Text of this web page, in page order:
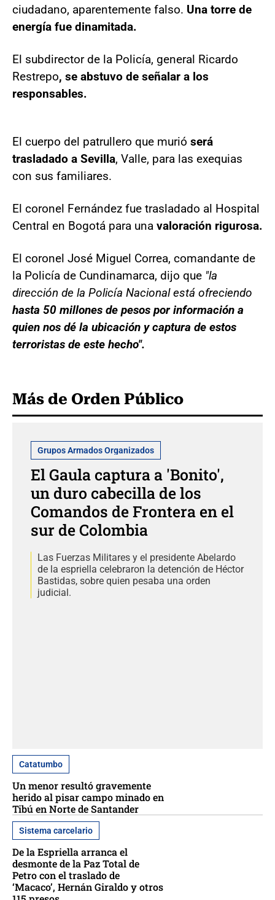
ciudadano, aparentemente falso. Una torre de
energía fue dinamitada.
El subdirector de la Policía, general Ricardo
Restrepo, se abstuvo de señalar a los
responsables.
El cuerpo del patrullero que murió será
trasladado a Sevilla, Valle, para las exequias
con sus familiares.
El coronel Fernández fue trasladado al Hospital
Central en Bogotá para una valoración rigurosa.
El coronel José Miguel Correa, comandante de
la Policía de Cundinamarca, dijo que "la
dirección de la Policía Nacional está ofreciendo
hasta 50 millones de pesos por información a
quien nos dé la ubicación y captura de estos
terroristas de este hecho".
Más de Orden Público
Grupos Armados Organizados
El Gaula captura a 'Bonito',
un duro cabecilla de los
Comandos de Frontera en el
sur de Colombia
Las Fuerzas Militares y el presidente Abelardo
de la espriella celebraron la detención de Héctor
Bastidas, sobre quien pesaba una orden
judicial.
Catatumbo
Un menor resultó gravemente
herido al pisar campo minado en
Tibú en Norte de Santander
Sistema carcelario
De la Espriella arranca el
desmonte de la Paz Total de
Petro con el traslado de
‘Macaco’, Hernán Giraldo y otros